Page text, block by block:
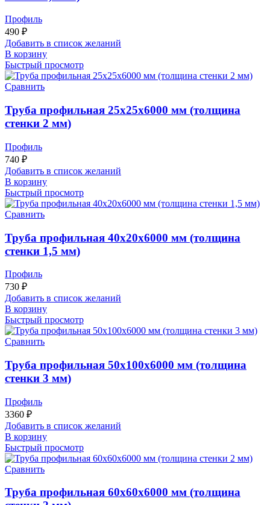
Профиль
490 ₽
Добавить в список желаний
В корзину
Быстрый просмотр
Сравнить
Труба профильная 25х25х6000 мм (толщина
стенки 2 мм)
Профиль
740 ₽
Добавить в список желаний
В корзину
Быстрый просмотр
Сравнить
Труба профильная 40х20х6000 мм (толщина
стенки 1,5 мм)
Профиль
730 ₽
Добавить в список желаний
В корзину
Быстрый просмотр
Сравнить
Труба профильная 50х100х6000 мм (толщина
стенки 3 мм)
Профиль
3360 ₽
Добавить в список желаний
В корзину
Быстрый просмотр
Сравнить
Труба профильная 60х60х6000 мм (толщина